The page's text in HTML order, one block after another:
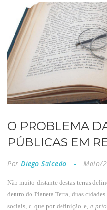
O PROBLEMA
PÚBLICAS EM
Por Diego Salcedo Maio/
Não muito distante destas terras
dentro do Planeta Terra, duas
sociais, o que por definição e, a